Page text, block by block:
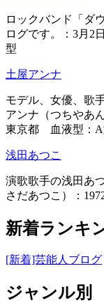
ロックバンド「ダ
ログです。：3月
型
土屋アンナ
モデル、女優、歌
アンナ（つちやあ
東京都 血液型：A
浅田あつこ
演歌歌手の浅田あ
さだあつこ）：
新着ランキ
[新着]芸能人ブログ
ジャンル別